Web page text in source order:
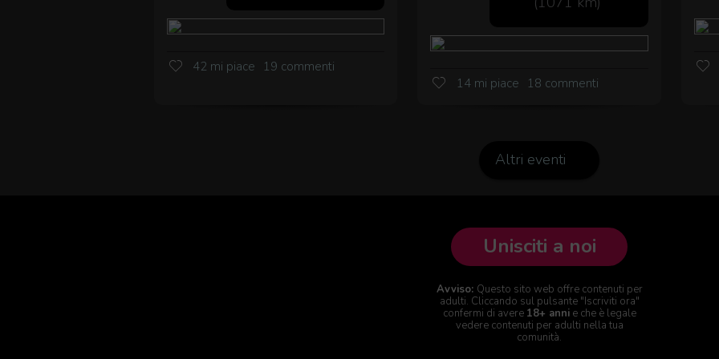
42 mi piace 19 commenti
14 mi piace 18 commenti
Altri eventi
Unisciti a noi
Avviso: Questo sito web offre contenuti per
adulti. Cliccando sul pulsante "Iscriviti ora"
confermi di avere 18+ annie che è legale
vedere contenuti per adulti nella tua
comunità.